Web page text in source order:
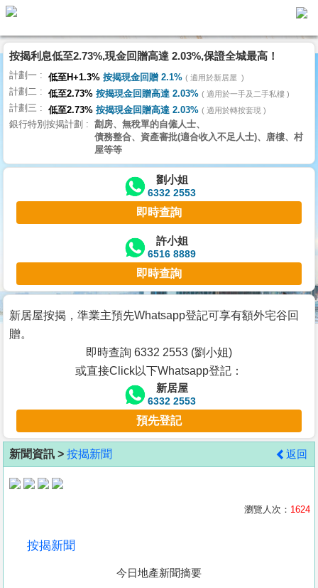
代
理
主
頁
搵
樓/
交
業
主
宅
谷
按
客
地
產
按揭利息低至2.73%,現金回贈高達 2.03%,保證全城最高！
計劃一 低至H+1.3% 按揭現金回贈 2.1% 適用於新居屋
計劃二 低至2.73% 按揭現金回贈高達 2.03% 適用於一手及二手私樓
計劃三 低至2.73% 按揭現金回贈高達 2.03% 適用於轉按套現
銀行特別按揭計劃
劏房、無稅單的自僱人士、
債務整合、資產審批(適合收入不足人士)、唐樓、村
屋等等
劉小姐
6332 2553
即時查詢
許小姐
6516 8889
即時查詢
新居屋按揭，準業主預先Whatsapp登記可享有額外宅谷回
贈。
即時查詢 6332 2553 (劉小姐)
或直接Click以下Whatsapp登記：
新居屋
6332 2553
預先登記
新聞資訊 > 按揭新聞 返回
瀏覽人次： 1624
按揭新聞
今日地產新聞摘要